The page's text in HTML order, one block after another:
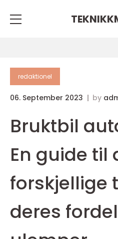
redaktionel
06. September 2023 by
Bruktbil
En guide til
forskjellige
deres